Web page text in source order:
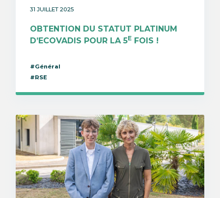
31 JUILLET 2025
OBTENTION DU STATUT PLATINUM
D’ECOVADIS POUR LA 5EFOIS !
#Général
#RSE